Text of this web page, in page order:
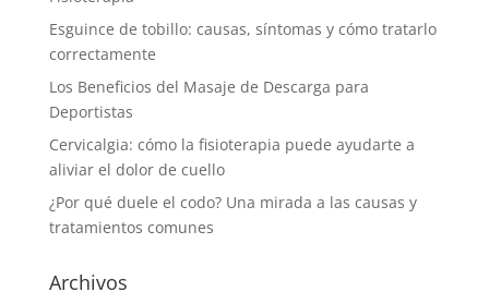
Esguince de tobillo: causas, síntomas y cómo tratarlo
correctamente
Los Beneficios del Masaje de Descarga para
Deportistas
Cervicalgia: cómo la fisioterapia puede ayudarte a
aliviar el dolor de cuello
¿Por qué duele el codo? Una mirada a las causas y
tratamientos comunes
Archivos